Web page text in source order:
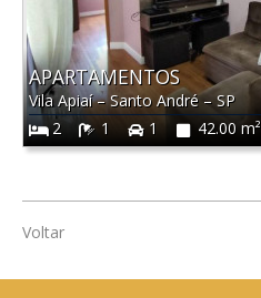
APARTAMENTOS
Vila Apiaí–Santo André–SP
2
1 1 42.00 m²
Voltar